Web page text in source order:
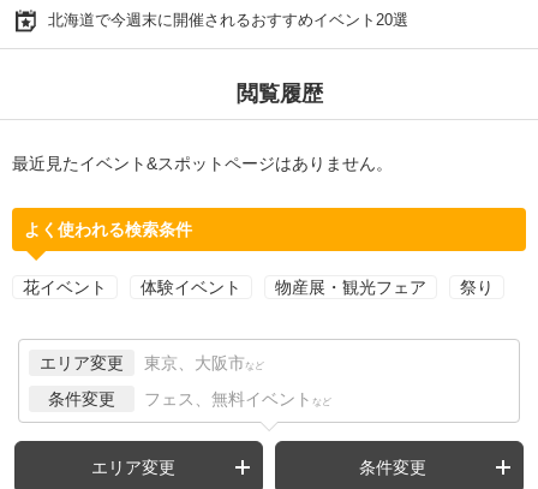
北海道で今週末に開催されるおすすめイベント20選
閲覧履歴
最近見たイベント&スポットページはありません。
よく使われる検索条件
花イベント 体験イベント 物産展・観光フェア 祭り
エリア変更 東京、大阪市 など
条件変更 フェス、無料イベント など
エリア変更 条件変更